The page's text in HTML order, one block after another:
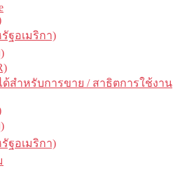
ฐอเมริกา)
ด้สำหรับการขาย / สาธิตการใช้งาน
ฐอเมริกา)